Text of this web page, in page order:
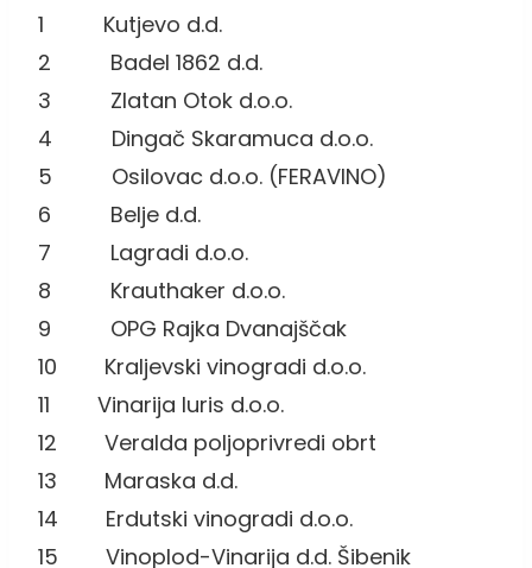
1 Kutjevo d.d.
2 Badel 1862 d.d.
3 Zlatan Otok d.o.o.
4 Dingač Skaramuca d.o.o.
5 Osilovac d.o.o. (FERAVINO)
6 Belje d.d.
7 Lagradi d.o.o.
8 Krauthaker d.o.o.
9 OPG Rajka Dvanajščak
10 Kraljevski vinogradi d.o.o.
11 Vinarija Iuris d.o.o.
12 Veralda poljoprivredi obrt
13 Maraska d.d.
14 Erdutski vinogradi d.o.o.
15 Vinoplod-Vinarija d.d. Šibenik